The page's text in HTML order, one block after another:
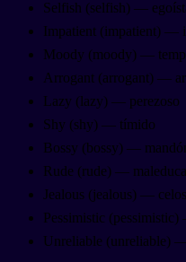
Selfish (selfish) —
Impatient (impatient) —
Moody (moody) —
Arrogant (arrogant) —
Lazy (lazy) — perezoso
Shy (shy) — tímido
Bossy (bossy) —
Rude (rude) —
Jealous (jealous) —
Pessimistic
Unreliable (unreliable)